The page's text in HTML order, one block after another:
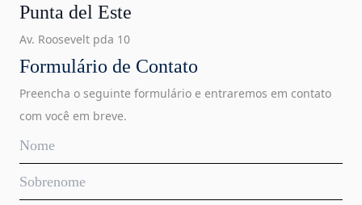
Punta del Este
Av. Roosevelt pda 10
Formulário de Contato
Preencha o seguinte formulário e entraremos em contato
com você em breve.